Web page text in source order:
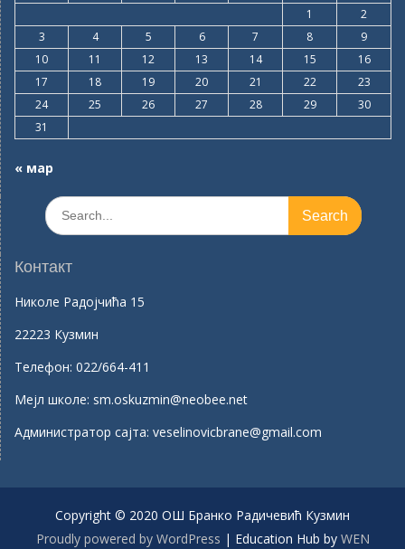
1
2
3
4 5 6 7 8
9
10
11 12 13 14 15
16
17
18 19 20 21 22
23
24
25 26 27 28 29
30
31
« мар
Search
for:
Контакт
Николе Радојчића 15
22223 Кузмин
Телефон: 022/664-411
Mејл школе: sm.oskuzmin@neobee.net
Aдминистратор сајта: veselinovicbrane@gmail.com
Copyright © 2020 ОШ Бранко Радичевић Кузмин
Proudly powered by WordPress | Education Hub by WEN